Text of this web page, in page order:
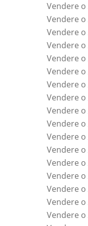
Vendere
Vendere
Vendere
Vendere
Vendere
Vendere
Vendere
Vendere